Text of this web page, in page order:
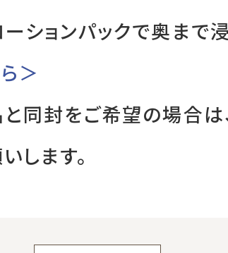
ションパックで奥まで
＞
同封をご希望の場合
します。